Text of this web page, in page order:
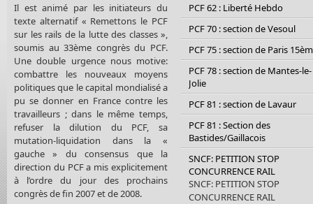
Il est animé par les initiateurs du
texte alternatif « Remettons le PCF
sur les rails de la lutte des classes »,
soumis au 33ème congrès du PCF.
Une double urgence nous motive:
combattre les nouveaux moyens
politiques que le capital mondialisé a
pu se donner en France contre les
travailleurs ; dans le même temps,
refuser la dilution du PCF, sa
mutation-liquidation dans la «
gauche » du consensus que la
direction du PCF a mis explicitement
à l’ordre du jour des prochains
congrès de fin 2007 et de 2008.
PCF 62 : Liberté Hebdo
PCF 70 : section de Vesoul
PCF 75 : section de Paris
PCF 78 : section de Mantes-le-
Jolie
PCF 81 : section de Lavaur
PCF 81 : Section des
Bastides/Gaillacois
SNCF: PETITION STOP
CONCURRENCE RAIL
SNCF: PETITION STOP
CONCURRENCE RAIL